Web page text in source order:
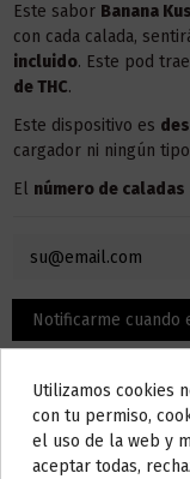
Este sabor Banana
con cada calada,
incluido. Este pod trae
de THC.
Este dispositivo es
cargador ni ningún
El número de caladas
Utilizamos cookies
con tu permiso,
el uso de la web y
aceptar todas,